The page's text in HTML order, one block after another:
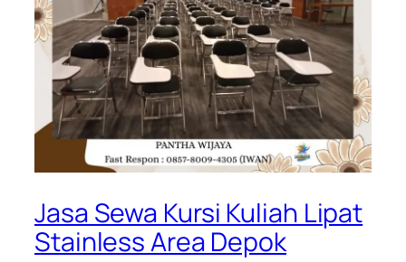
Jasa Sewa Kursi Kuliah Lipat
Stainless Area Depok